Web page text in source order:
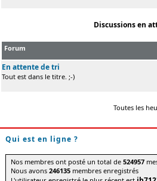
Discussions en
Forum
En attente de tri
Tout est dans le titre. ;-)
Toutes les
Qui est en ligne ?
Nos membres ont posté un total de524957
Nous avons246135 membres enregistrés